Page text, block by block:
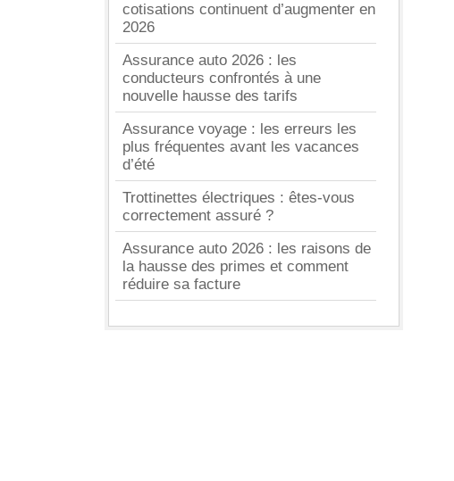
cotisations continuent d’augmenter en
2026
Assurance auto 2026 : les
conducteurs confrontés à une
nouvelle hausse des tarifs
Assurance voyage : les erreurs les
plus fréquentes avant les vacances
d’été
Trottinettes électriques : êtes-vous
correctement assuré ?
Assurance auto 2026 : les raisons de
la hausse des primes et comment
réduire sa facture